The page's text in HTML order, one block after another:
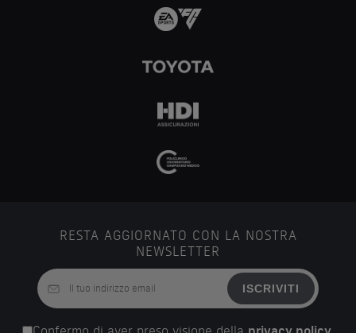
RESTA AGGIORNATO CON LA NOSTRA
NEWSLETTER
ISCRIVITI